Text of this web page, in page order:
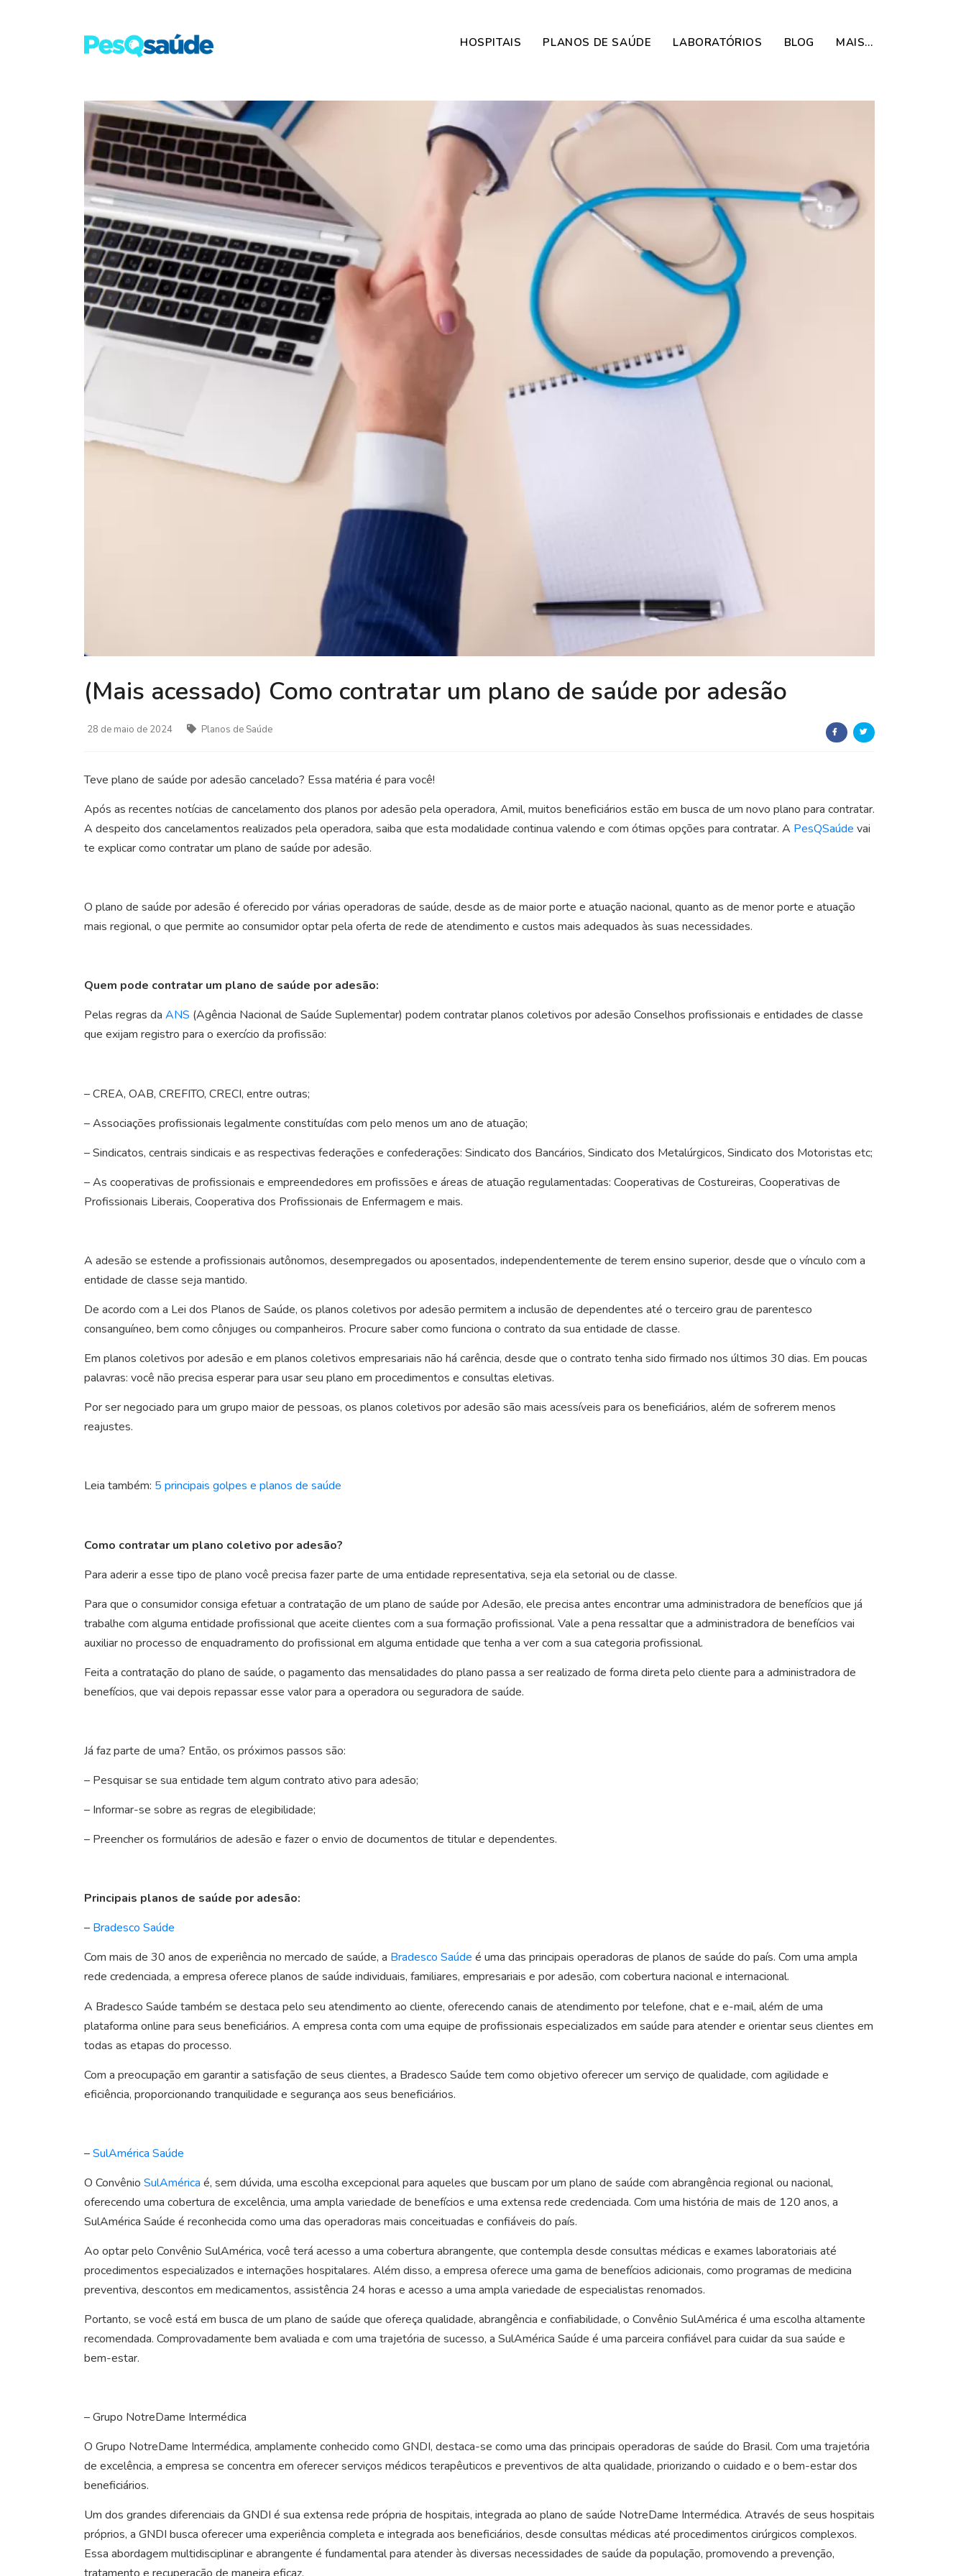
HOSPITAIS PLANOS DE SAÚDE LABORATÓRIOS BLOG MAIS…
(Mais acessado) Como contratar um plano de saúde por adesão
28 de maio de 2024 Planos de Saúde
Teve plano de saúde por adesão cancelado? Essa matéria é para você!
Após as recentes notícias de cancelamento dos planos por adesão pela operadora, Amil, muitos beneficiários estão em busca de um novo plano para contratar.
A despeito dos cancelamentos realizados pela operadora, saiba que esta modalidade continua valendo e com ótimas opções para contratar. A PesQSaúde vai
te explicar como contratar um plano de saúde por adesão.
O plano de saúde por adesão é oferecido por várias operadoras de saúde, desde as de maior porte e atuação nacional, quanto as de menor porte e atuação
mais regional, o que permite ao consumidor optar pela oferta de rede de atendimento e custos mais adequados às suas necessidades.
Quem pode contratar um plano de saúde por adesão:
Pelas regras da ANS (Agência Nacional de Saúde Suplementar) podem contratar planos coletivos por adesão Conselhos profissionais e entidades de classe
que exijam registro para o exercício da profissão:
– CREA, OAB, CREFITO, CRECI, entre outras;
– Associações profissionais legalmente constituídas com pelo menos um ano de atuação;
– Sindicatos, centrais sindicais e as respectivas federações e confederações: Sindicato dos Bancários, Sindicato dos Metalúrgicos, Sindicato dos Motoristas etc;
– As cooperativas de profissionais e empreendedores em profissões e áreas de atuação regulamentadas: Cooperativas de Costureiras, Cooperativas de
Profissionais Liberais, Cooperativa dos Profissionais de Enfermagem e mais.
A adesão se estende a profissionais autônomos, desempregados ou aposentados, independentemente de terem ensino superior, desde que o vínculo com a
entidade de classe seja mantido.
De acordo com a Lei dos Planos de Saúde, os planos coletivos por adesão permitem a inclusão de dependentes até o terceiro grau de parentesco
consanguíneo, bem como cônjuges ou companheiros. Procure saber como funciona o contrato da sua entidade de classe.
Em planos coletivos por adesão e em planos coletivos empresariais não há carência, desde que o contrato tenha sido firmado nos últimos 30 dias. Em poucas
palavras: você não precisa esperar para usar seu plano em procedimentos e consultas eletivas.
Por ser negociado para um grupo maior de pessoas, os planos coletivos por adesão são mais acessíveis para os beneficiários, além de sofrerem menos
reajustes.
Leia também: 5 principais golpes e planos de saúde
Como contratar um plano coletivo por adesão?
Para aderir a esse tipo de plano você precisa fazer parte de uma entidade representativa, seja ela setorial ou de classe.
Para que o consumidor consiga efetuar a contratação de um plano de saúde por Adesão, ele precisa antes encontrar uma administradora de benefícios que já
trabalhe com alguma entidade profissional que aceite clientes com a sua formação profissional. Vale a pena ressaltar que a administradora de benefícios vai
auxiliar no processo de enquadramento do profissional em alguma entidade que tenha a ver com a sua categoria profissional.
Feita a contratação do plano de saúde, o pagamento das mensalidades do plano passa a ser realizado de forma direta pelo cliente para a administradora de
benefícios, que vai depois repassar esse valor para a operadora ou seguradora de saúde.
Já faz parte de uma? Então, os próximos passos são:
– Pesquisar se sua entidade tem algum contrato ativo para adesão;
– Informar-se sobre as regras de elegibilidade;
– Preencher os formulários de adesão e fazer o envio de documentos de titular e dependentes.
Principais planos de saúde por adesão:
– Bradesco Saúde
Com mais de 30 anos de experiência no mercado de saúde, a Bradesco Saúde é uma das principais operadoras de planos de saúde do país. Com uma ampla
rede credenciada, a empresa oferece planos de saúde individuais, familiares, empresariais e por adesão, com cobertura nacional e internacional.
A Bradesco Saúde também se destaca pelo seu atendimento ao cliente, oferecendo canais de atendimento por telefone, chat e e-mail, além de uma
plataforma online para seus beneficiários. A empresa conta com uma equipe de profissionais especializados em saúde para atender e orientar seus clientes em
todas as etapas do processo.
Com a preocupação em garantir a satisfação de seus clientes, a Bradesco Saúde tem como objetivo oferecer um serviço de qualidade, com agilidade e
eficiência, proporcionando tranquilidade e segurança aos seus beneficiários.
–SulAmérica Saúde
O Convênio SulAmérica é, sem dúvida, uma escolha excepcional para aqueles que buscam por um plano de saúde com abrangência regional ou nacional,
oferecendo uma cobertura de excelência, uma ampla variedade de benefícios e uma extensa rede credenciada. Com uma história de mais de 120 anos, a
SulAmérica Saúde é reconhecida como uma das operadoras mais conceituadas e confiáveis do país.
Ao optar pelo Convênio SulAmérica, você terá acesso a uma cobertura abrangente, que contempla desde consultas médicas e exames laboratoriais até
procedimentos especializados e internações hospitalares. Além disso, a empresa oferece uma gama de benefícios adicionais, como programas de medicina
preventiva, descontos em medicamentos, assistência 24 horas e acesso a uma ampla variedade de especialistas renomados.
Portanto, se você está em busca de um plano de saúde que ofereça qualidade, abrangência e confiabilidade, o Convênio SulAmérica é uma escolha altamente
recomendada. Comprovadamente bem avaliada e com uma trajetória de sucesso, a SulAmérica Saúde é uma parceira confiável para cuidar da sua saúde e
bem-estar.
– Grupo NotreDame Intermédica
O Grupo NotreDame Intermédica, amplamente conhecido como GNDI, destaca-se como uma das principais operadoras de saúde do Brasil. Com uma trajetória
de excelência, a empresa se concentra em oferecer serviços médicos terapêuticos e preventivos de alta qualidade, priorizando o cuidado e o bem-estar dos
beneficiários.
Um dos grandes diferenciais da GNDI é sua extensa rede própria de hospitais, integrada ao plano de saúde NotreDame Intermédica. Através de seus hospitais
próprios, a GNDI busca oferecer uma experiência completa e integrada aos beneficiários, desde consultas médicas até procedimentos cirúrgicos complexos.
Essa abordagem multidisciplinar e abrangente é fundamental para atender às diversas necessidades de saúde da população, promovendo a prevenção,